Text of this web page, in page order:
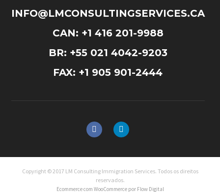
INFO@LMCONSULTINGSERVICES.CA
CAN: +1 416 201-9988
BR: +55 021 4042-9203
FAX: +1 905 901-2444
Copyright © 2017 LM Consulting Immigration Services. Todos os direitos
reservados.
Ecommerce com WooCommerce por Flow Digital